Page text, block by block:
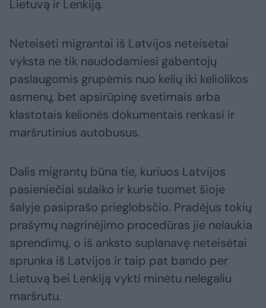
Lietuvą ir Lenkiją.
Neteisėti migrantai iš Latvijos neteisėtai
vyksta ne tik naudodamiesi gabentojų
paslaugomis grupėmis nuo kelių iki keliolikos
asmenų, bet apsirūpinę svetimais arba
klastotais kelionės dokumentais renkasi ir
maršrutinius autobusus.
Dalis migrantų būna tie, kuriuos Latvijos
pasieniečiai sulaiko ir kurie tuomet šioje
šalyje pasiprašo prieglobsčio. Pradėjus tokių
prašymų nagrinėjimo procedūras jie nelaukia
sprendimų, o iš anksto suplanavę neteisėtai
sprunka iš Latvijos ir taip pat bando per
Lietuvą bei Lenkiją vykti minėtu nelegaliu
maršrutu.